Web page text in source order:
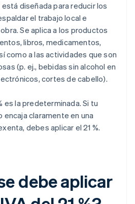
está diseñada para reducir los
el trabajo local e
Se aplica a los productos
libros, medicamentos,
como a las actividades que son
(p. ej., bebidas sin alcohol en
cortes de cabello).
es la predeterminada. Si tu
claramente en una
debes aplicar el 21 %.
debe aplicar